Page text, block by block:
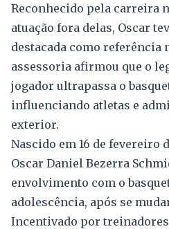
Reconhecido pela carreira
atuação fora delas, Oscar
destacada como referência
assessoria afirmou que o
jogador ultrapassa o
influenciando atletas e
exterior.
Nascido em 16 de fevereiro
Oscar Daniel Bezerra
envolvimento com o
adolescência, após se
Incentivado por